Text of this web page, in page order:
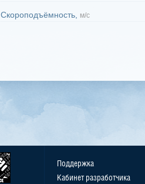
Скороподъёмность, м/с
Поддержка
Кабинет разработчика